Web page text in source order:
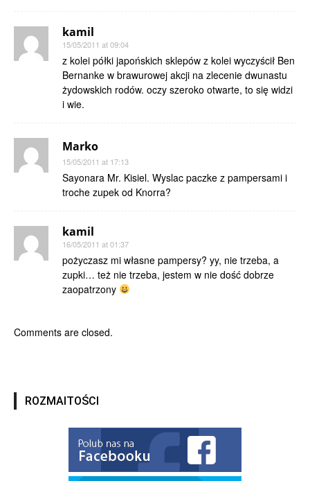
kamil
15/05/2011 at 09:04
z kolei półki japońskich sklepów z kolei wyczyścił Ben
Bernanke w brawurowej akcji na zlecenie dwunastu
żydowskich rodów. oczy szeroko otwarte, to się widzi
i wie.
Marko
15/05/2011 at 17:13
Sayonara Mr. Kisiel. Wyslac paczke z pampersami i
troche zupek od Knorra?
kamil
16/05/2011 at 01:37
pożyczasz mi własne pampersy? yy, nie trzeba, a
zupki… też nie trzeba, jestem w nie dość dobrze
zaopatrzony
Comments are closed.
ROZMAITOŚCI